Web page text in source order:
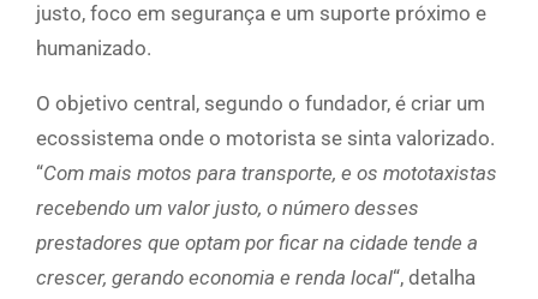
justo, foco em segurança e um suporte próximo e
humanizado.
O objetivo central, segundo o fundador, é criar um
ecossistema onde o motorista se sinta valorizado.
“Com mais motos para transporte, e os mototaxistas
recebendo um valor justo, o número desses
prestadores que optam por ficar na cidade tende a
crescer, gerando economia e renda local“, detalha